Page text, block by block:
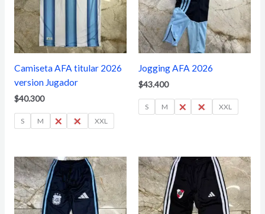
Camiseta AFA titular 2026
version Jugador
$40.300
S M L XL XXL
Jogging AFA 2026
$43.400
S M L XL XXL